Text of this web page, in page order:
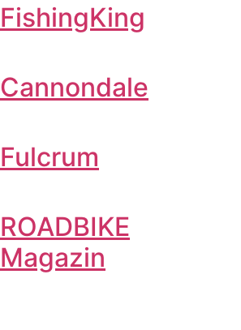
FishingKing
Cannondale
Fulcrum
ROADBIKE
Magazin